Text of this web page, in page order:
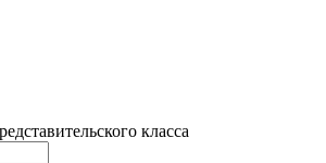
класса